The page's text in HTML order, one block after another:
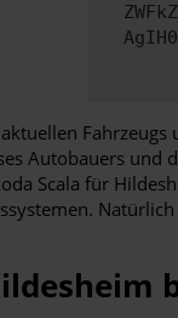
Autobauers und
Scala für